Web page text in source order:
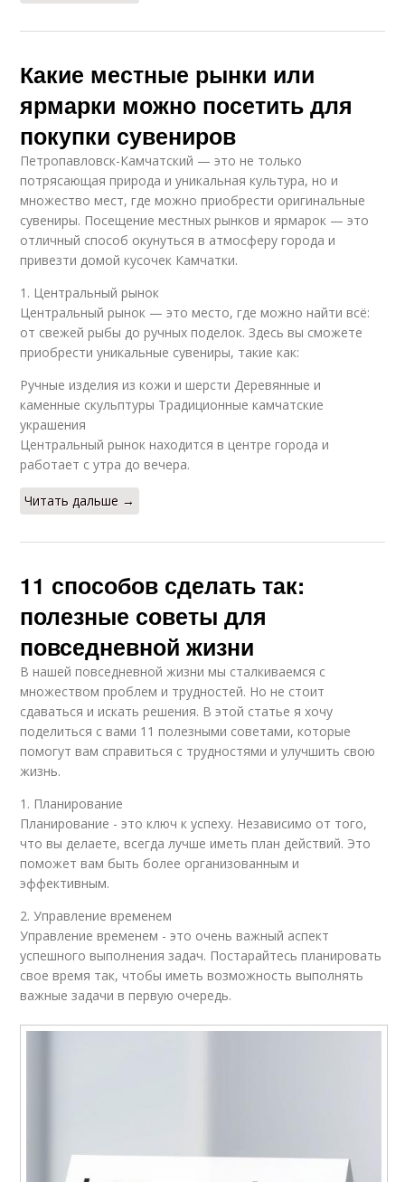
Какие местные рынки или
ярмарки можно посетить для
покупки сувениров
Петропавловск-Камчатский — это не только
потрясающая природа и уникальная культура, но и
множество мест, где можно приобрести оригинальные
сувениры. Посещение местных рынков и ярмарок — это
отличный способ окунуться в атмосферу города и
привезти домой кусочек Камчатки.
1. Центральный рынок
Центральный рынок — это место, где можно найти всё:
от свежей рыбы до ручных поделок. Здесь вы сможете
приобрести уникальные сувениры, такие как:
Ручные изделия из кожи и шерсти Деревянные и
каменные скульптуры Традиционные камчатские
украшения
Центральный рынок находится в центре города и
работает с утра до вечера.
Читать дальше →
11 способов сделать так:
полезные советы для
повседневной жизни
В нашей повседневной жизни мы сталкиваемся с
множеством проблем и трудностей. Но не стоит
сдаваться и искать решения. В этой статье я хочу
поделиться с вами 11 полезными советами, которые
помогут вам справиться с трудностями и улучшить свою
жизнь.
1. Планирование
Планирование - это ключ к успеху. Независимо от того,
что вы делаете, всегда лучше иметь план действий. Это
поможет вам быть более организованным и
эффективным.
2. Управление временем
Управление временем - это очень важный аспект
успешного выполнения задач. Постарайтесь планировать
свое время так, чтобы иметь возможность выполнять
важные задачи в первую очередь.